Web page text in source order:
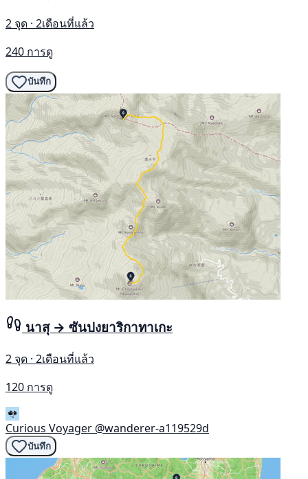
2 จุด · 2เดือนที่แล้ว
240 การดู
บันทึก
นาสุ → ซันปงยาริกาทาเกะ
2 จุด · 2เดือนที่แล้ว
120 การดู
Curious Voyager @wanderer-a119529d
บันทึก